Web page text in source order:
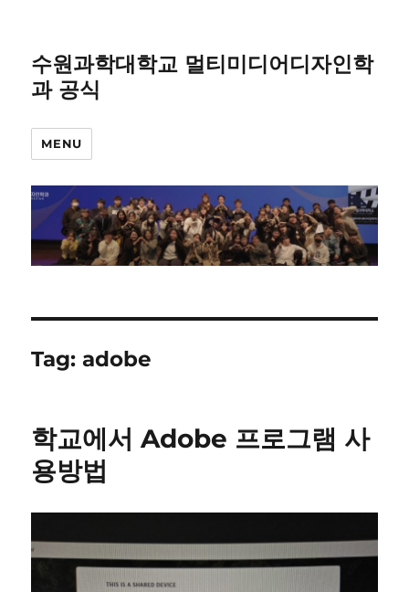
수원과학대학교 멀티미디어디자인학
과 공식
MENU
Tag:adobe
학교에서 Adobe 프로그램 사
용방법